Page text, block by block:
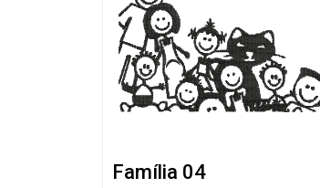
Família 04